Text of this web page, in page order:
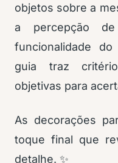
objetos sobre a
a percepção
funcionalidade
guia traz
objetivas para
As decorações
toque final que
detalhe. ✨